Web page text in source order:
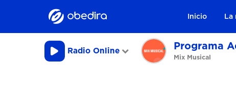
Inicio La
Radio Online Programa
Mix Musical